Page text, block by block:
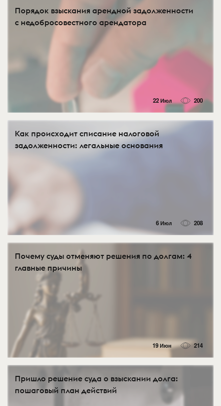
Порядок взыскания арендной задолженности
с недобросовестного арендатора
22 Июл 200
Как происходит списание налоговой
задолженности: легальные основания
6 Июл 208
Почему суды отменяют решения по долгам: 4
главные причины
19 Июн 214
Пришло решение суда о взыскании долга:
пошаговый план действий